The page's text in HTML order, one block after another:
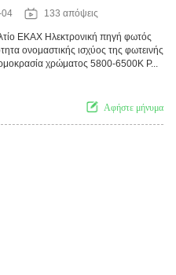
133 απόψεις
ΕΚΑΧ Ηλεκτρονική πηγή φωτός
ονομαστικής ισχύος της φωτεινής
χρώματος 5800-6500K Ρ...
Αφήστε μήνυμα